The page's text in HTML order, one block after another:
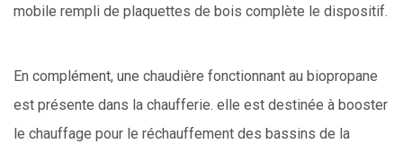
mobile rempli de plaquettes de bois complète le dispositif.
En complément, une chaudière fonctionnant au biopropane
est présente dans la chaufferie. elle est destinée à booster
le chauffage pour le réchauffement des bassins de la